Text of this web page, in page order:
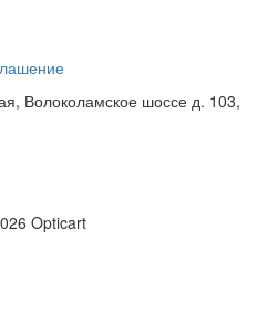
Волоколамское шоссе д. 103,
Opticart